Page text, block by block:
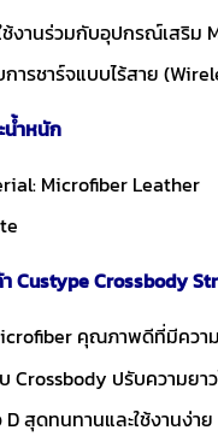
ช้งานร่วมกับอุปกรณ์เสริม
การชาร์จแบบไร้สาย
น้ำหนัก
Microfiber Leather
Crossbody
คุณภาพดีที่มีควา
Crossbody ปรับความยา
สุดทนทานและใช้งานง่าย